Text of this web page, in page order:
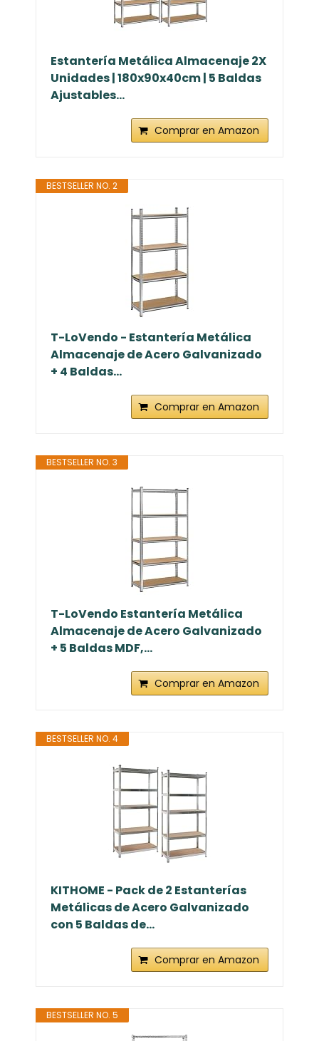
Estantería Metálica Almacenaje 2X
Unidades | 180x90x40cm | 5 Baldas
Ajustables...
Comprar en Amazon
BESTSELLER NO. 2
T-LoVendo - Estantería Metálica
Almacenaje de Acero Galvanizado
+ 4 Baldas...
Comprar en Amazon
BESTSELLER NO. 3
T-LoVendo Estantería Metálica
Almacenaje de Acero Galvanizado
+ 5 Baldas MDF,...
Comprar en Amazon
BESTSELLER NO. 4
KITHOME - Pack de 2 Estanterías
Metálicas de Acero Galvanizado
con 5 Baldas de...
Comprar en Amazon
BESTSELLER NO. 5